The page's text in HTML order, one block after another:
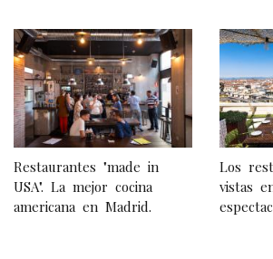
Restaurantes "made in
USA". La mejor cocina
americana en Madrid.
Los
vistas
N
a
v
e
g
a
c